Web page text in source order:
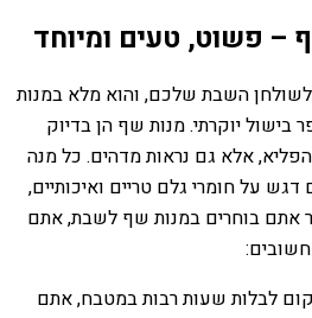
פשוט, טעים ומיוחד
השבת שלכם, והוא מלא במנות
בישול יוקרתי. מנות שף הן בדיוק
אלא גם נראות מדהים. כל מנה
על חומרי גלם טריים ואיכותיים,
אתם בוחרים במנות שף לשבת, אתם
לבלות שעות רבות במטבח, אתם